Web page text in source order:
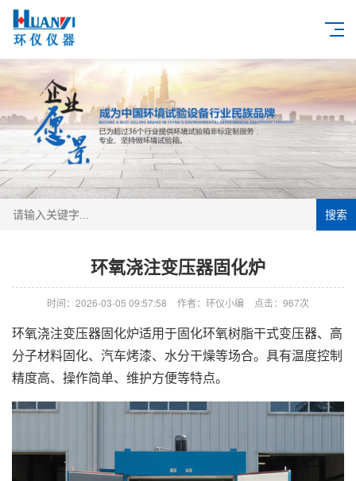
搜索
环氧浇注变压器固化炉
时间：2026-03-05 09:57:58 作者：环仪小编 点击： 967次
环氧浇注变压器固化炉适用于固化环氧树脂干式变压器、高
分子材料固化、汽车烤漆、水分干燥等场合。具有温度控制
精度高、操作简单、维护方便等特点。